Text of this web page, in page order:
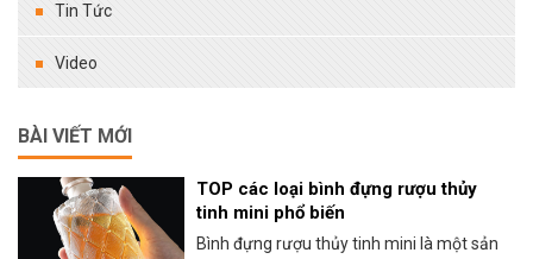
Tin Tức
Video
BÀI VIẾT MỚI
TOP các loại bình đựng rượu thủy
tinh mini phổ biến
Bình đựng rượu thủy tinh mini là một sản